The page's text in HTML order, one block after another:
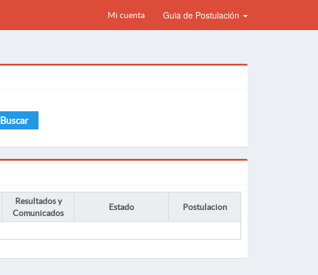
Mi cuenta Guia de Postulación
Buscar
Resultados y
Comunicados
Estado Postulacion